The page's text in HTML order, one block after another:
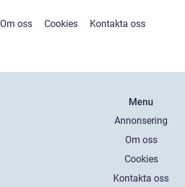
Om oss Cookies Kontakta oss
Menu
Annonsering
Om oss
Cookies
Kontakta oss